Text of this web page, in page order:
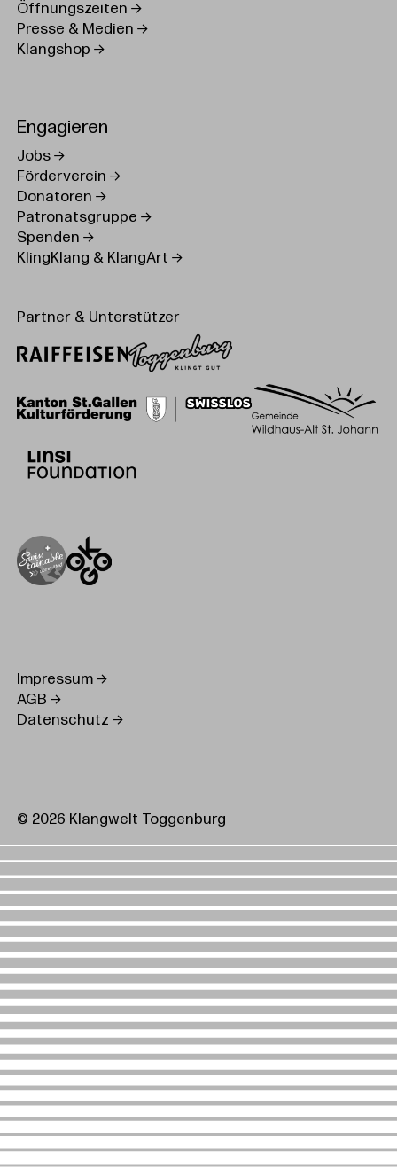
Öffnungszeiten
Presse & Medien
Klangshop
Engagieren
Jobs
Förderverein
Donatoren
Patronatsgruppe
Spenden
KlingKlang & KlangArt
Partner & Unterstützer
Impressum
AGB
Datenschutz
© 2026 Klangwelt Toggenburg